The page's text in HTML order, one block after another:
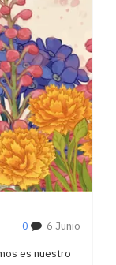
6 Junio
0
es nuestro